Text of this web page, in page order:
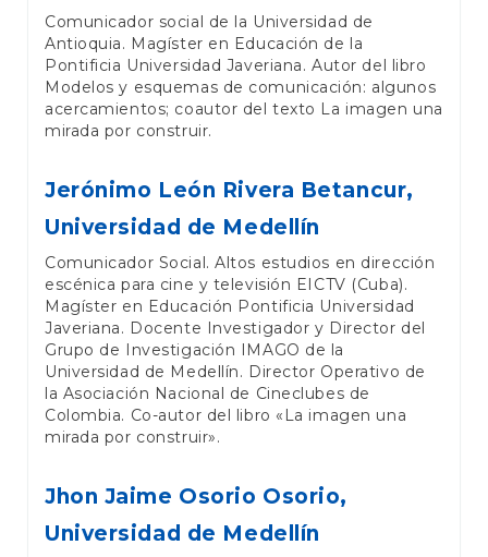
Comunicador social de la Universidad de
Antioquia. Magíster en Educación de la
Pontificia Universidad Javeriana. Autor del libro
Modelos y esquemas de comunicación: algunos
acercamientos; coautor del texto La imagen una
mirada por construir.
Jerónimo León Rivera Betancur,
Universidad de Medellín
Comunicador Social. Altos estudios en dirección
escénica para cine y televisión EICTV (Cuba).
Magíster en Educación Pontificia Universidad
Javeriana. Docente Investigador y Director del
Grupo de Investigación IMAGO de la
Universidad de Medellín. Director Operativo de
la Asociación Nacional de Cineclubes de
Colombia. Co-autor del libro «La imagen una
mirada por construir».
Jhon Jaime Osorio Osorio,
Universidad de Medellín